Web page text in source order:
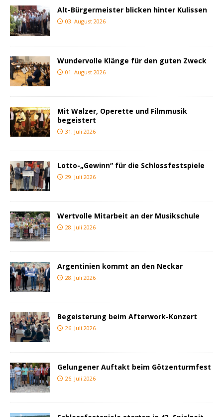
Alt-Bürgermeister blicken hinter Kulissen
03. August 2026
Wundervolle Klänge für den guten Zweck
01. August 2026
Mit Walzer, Operette und Filmmusik
begeistert
31. Juli 2026
Lotto-„Gewinn“ für die Schlossfestspiele
29. Juli 2026
Wertvolle Mitarbeit an der Musikschule
28. Juli 2026
Argentinien kommt an den Neckar
28. Juli 2026
Begeisterung beim Afterwork-Konzert
26. Juli 2026
Gelungener Auftakt beim Götzenturmfest
26. Juli 2026